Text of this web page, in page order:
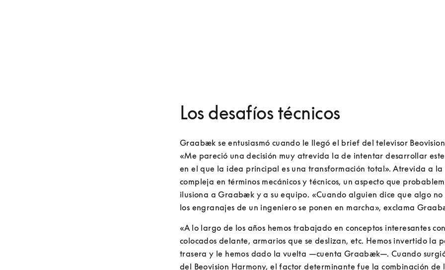
Los desafíos técnicos
Graabæk se entusiasmó cuando le llegó el brief del televisor
«Me pareció una decisión muy atrevida la de intentar desarrollar
en el que la idea principal es una transformación total». Atrevida a la
compleja en términos mecánicos y técnicos, un aspecto que
ilusiona a Graabæk y a su equipo. «Cuando alguien dice que algo no
los engranajes de un ingeniero se ponen en marcha», exclama
«A lo largo de los años hemos trabajado en conceptos interesantes
colocados delante, armarios que se deslizan, etc. Hemos invertido la
trasera y le hemos dado la vuelta —cuenta Graabæk—. Cuando
del Beovision Harmony, el factor determinante fue la combinación de